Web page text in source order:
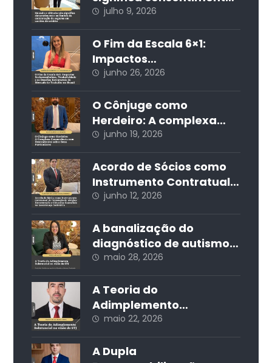
os limites da
contratação de seguros
em cartões de crédito
julho 9, 2026
O Fim da Escala 6×1:
Impactos
Socioeconômicos,
Produtividade e os
Desafios Estruturais do
Mercado de Trabalho no
Brasil
junho 26, 2026
O Cônjuge como
Herdeiro: A complexa
concorrência com
descendentes sobre
bens particulares
junho 19, 2026
Acordo de Sócios como
Instrumento Contratual
de Prevenção de Litígios:
Estruturação e Cláusulas
Essenciais na
Governança Societária
junho 12, 2026
A banalização do
diagnóstico de autismo
nas redes sociais e seus
impactos jurídicos e
sociais
maio 28, 2026
A Teoria do
Adimplemento
Substancial na visão do
STJ
maio 22, 2026
A Dupla